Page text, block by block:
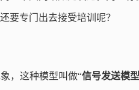
要专门出去接受培训呢？
，这种模型叫做“信号发送模